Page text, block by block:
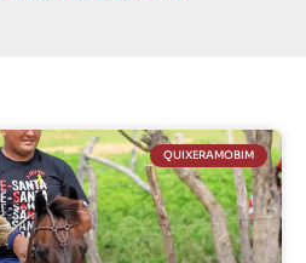
QUIXERAMOBIM